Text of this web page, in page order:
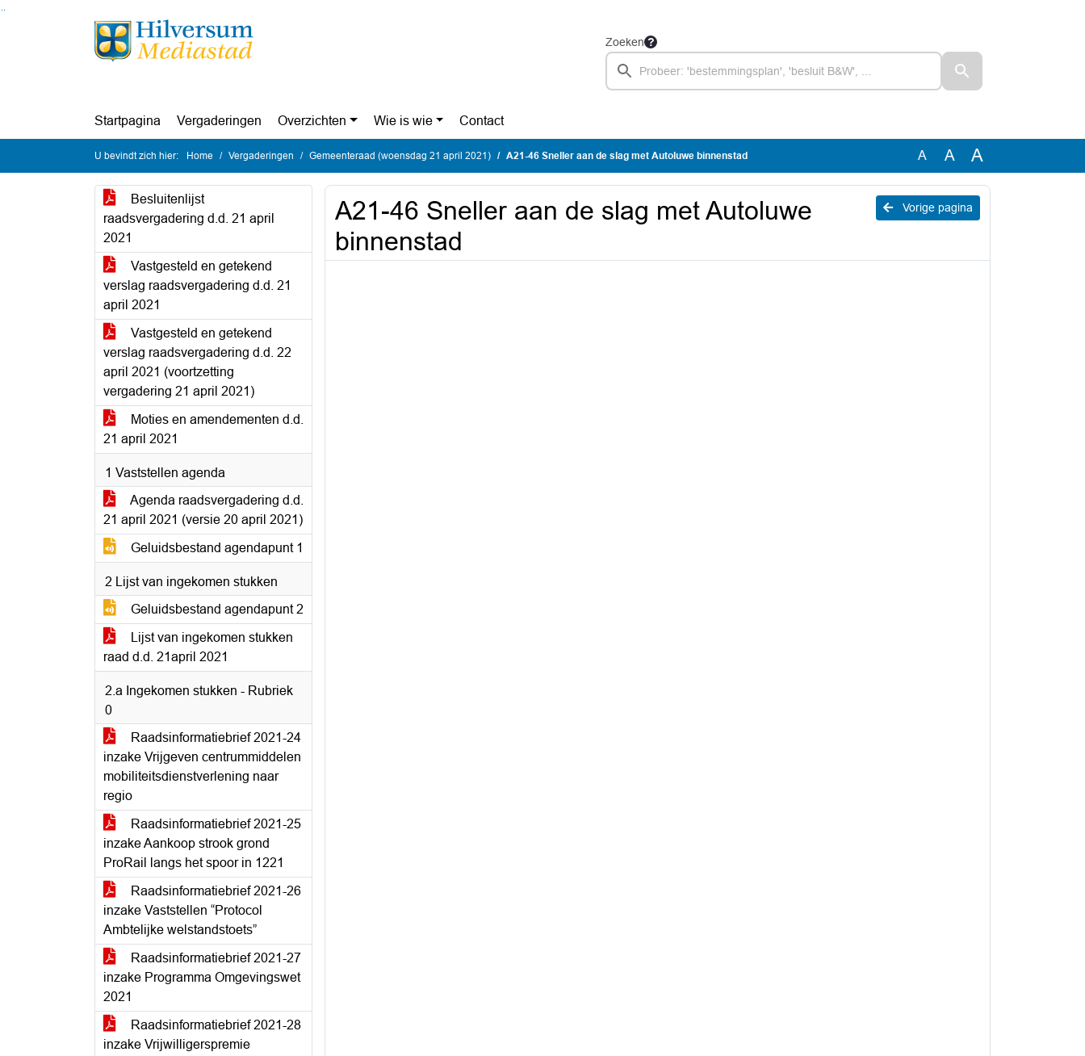
Ga naar de inhoud van deze pagina
Ga naar het zoeken
Ga naar het menu
Zoeken
Startpagina Vergaderingen Overzichten Wie is wie Contact
U bevindt zich hier: Home Vergaderingen Gemeenteraad (woensdag 21 april 2021) A21-46 Sneller aan de slag met Autoluwe binnenstad A A A
Besluitenlijst
raadsvergadering d.d. 21 april
2021
Vastgesteld en getekend
verslag raadsvergadering d.d. 21
april 2021
Vastgesteld en getekend
verslag raadsvergadering d.d. 22
april 2021 (voortzetting
vergadering 21 april 2021)
Moties en amendementen d.d.
21 april 2021
1 Vaststellen agenda
Agenda raadsvergadering d.d.
21 april 2021 (versie 20 april 2021)
Geluidsbestand agendapunt 1
2 Lijst van ingekomen stukken
Geluidsbestand agendapunt 2
Lijst van ingekomen stukken
raad d.d. 21april 2021
2.a Ingekomen stukken - Rubriek
0
Raadsinformatiebrief 2021-24
inzake Vrijgeven centrummiddelen
mobiliteitsdienstverlening naar
regio
Raadsinformatiebrief 2021-25
inzake Aankoop strook grond
ProRail langs het spoor in 1221
Raadsinformatiebrief 2021-26
inzake Vaststellen “Protocol
Ambtelijke welstandstoets”
Raadsinformatiebrief 2021-27
inzake Programma Omgevingswet
2021
Raadsinformatiebrief 2021-28
inzake Vrijwilligerspremie
Vorige pagina
A21-46 Sneller aan de slag met Autoluwe
binnenstad